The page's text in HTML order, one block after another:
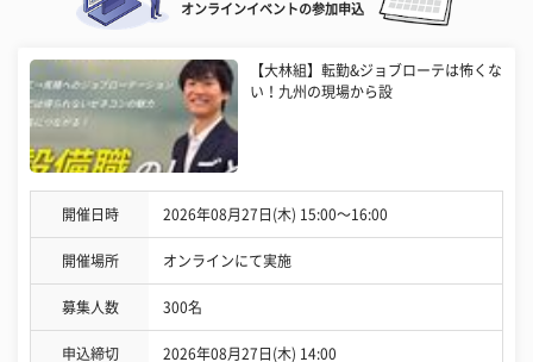
オンラインイベントの参加申込
【大林組】転勤&ジョブローテは怖くな
い！九州の現場から設
開催日時 2026年08月27日(木) 15:00〜16:00
開催場所 オンラインにて実施
募集人数 300名
申込締切 2026年08月27日(木) 14:00